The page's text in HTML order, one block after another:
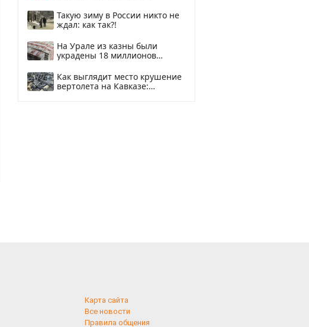
Такую зиму в России никто не
ждал: как так?!
На Урале из казны были
украдены 18 миллионов
Как выглядит место крушение
вертолета на Кавказе:
Карта сайта
Все новости
Правила общения